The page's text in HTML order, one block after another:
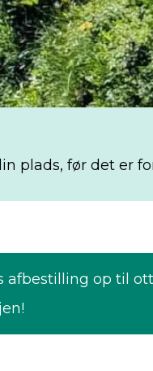
plads, før det er
afbestilling op til